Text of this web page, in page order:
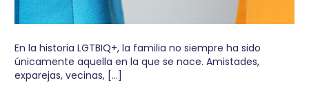
En la historia LGTBIQ+, la familia no siempre ha sido
únicamente aquella en la que se nace. Amistades,
exparejas, vecinas, […]